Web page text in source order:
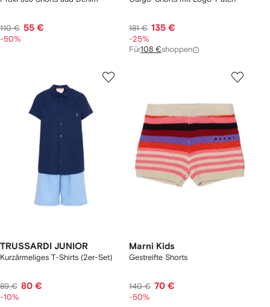
110 € 55 €
-50%
181 € 135 €
-25%
Für108 €shoppen
TRUSSARDI JUNIOR
Kurzärmeliges T-Shirts (2er-Set)
89 € 80 €
-10%
Marni Kids
Gestreifte Shorts
140 € 70 €
-50%